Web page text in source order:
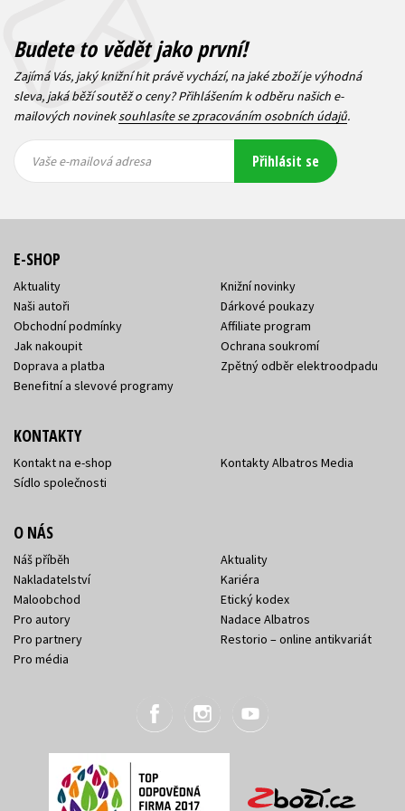
Budete to vědět jako první!
Zajímá Vás, jaký knižní hit právě vychází, na jaké zboží je výhodná
sleva, jaká běží soutěž o ceny? Přihlášením k odběru našich e-
mailových novineksouhlasíte se zpracováním osobních údajů.
mailová
mailová
Vaše e-mailová adresa Přihlásit se
E-SHOP
Aktuality
Naši autoři
Obchodní podmínky
Jak nakoupit
Doprava a platba
Benefitní a slevové programy
Knižní novinky
Dárkové poukazy
Affiliate program
Ochrana soukromí
Zpětný odběr elektroodpadu
KONTAKTY
Kontakt na e-shop
Sídlo společnosti
Kontakty Albatros Media
O NÁS
Náš příběh
Nakladatelství
Maloobchod
Pro autory
Pro partnery
Pro média
Aktuality
Kariéra
Etický kodex
Nadace Albatros
Restorio – online antikvariát